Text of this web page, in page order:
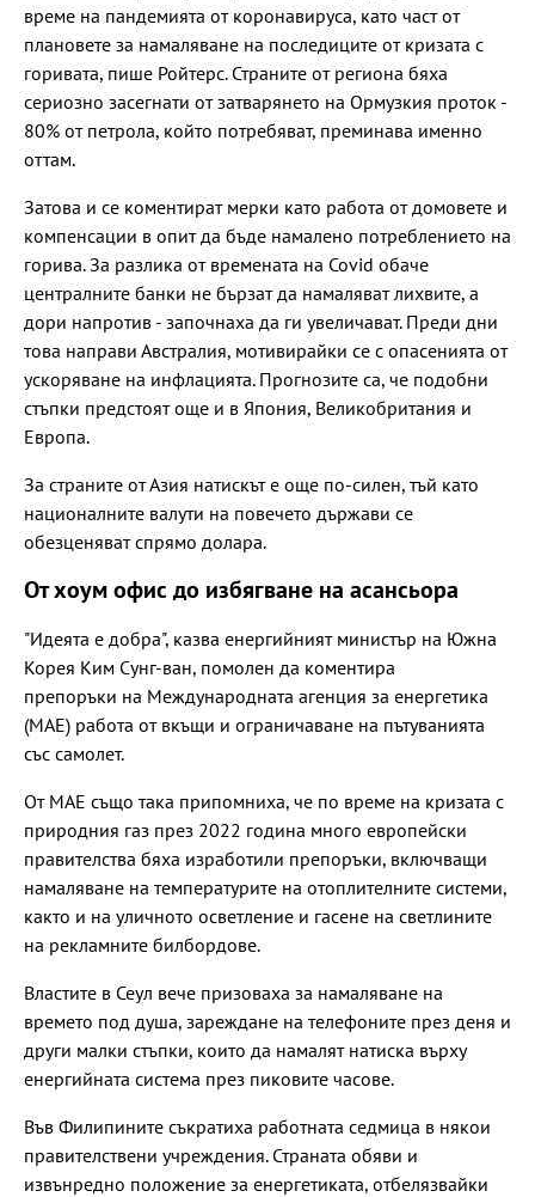
време на пандемията от коронавируса, като част от
плановете за намаляване на последиците от кризата с
горивата, пише Ройтерс. Страните от региона бяха
сериозно засегнати от затварянето на Ормузкия проток -
80% от петрола, който потребяват, преминава именно
оттам.
Затова и се коментират мерки като работа от домовете и
компенсации в опит да бъде намалено потреблението на
горива. За разлика от времената на Covid обаче
централните банки не бързат да намаляват лихвите, а
дори напротив - започнаха да ги увеличават. Преди дни
това направи Австралия, мотивирайки се с опасенията от
ускоряване на инфлацията. Прогнозите са, че подобни
стъпки предстоят още и в Япония, Великобритания и
Европа.
За страните от Азия натискът е още по-силен, тъй като
националните валути на повечето държави се
обезценяват спрямо долара.
От хоум офис до избягване на асансьора
"Идеята е добра", казва енергийният министър на Южна
Корея Ким Сунг-ван, помолен да коментира
препоръки на Международната агенция за енергетика
(МАЕ) работа от вкъщи и ограничаване на пътуванията
със самолет.
От МАЕ също така припомниха, че по време на кризата с
природния газ през 2022 година много европейски
правителства бяха изработили препоръки, включващи
намаляване на температурите на отоплителните системи,
както и на уличното осветление и гасене на светлините
на рекламните билбордове.
Властите в Сеул вече призоваха за намаляване на
времето под душа, зареждане на телефоните през деня и
други малки стъпки, които да намалят натиска върху
енергийната система през пиковите часове.
Във Филипините съкратиха работната седмица в някои
правителствени учреждения. Страната обяви и
извънредно положение за енергетиката, отбелязвайки